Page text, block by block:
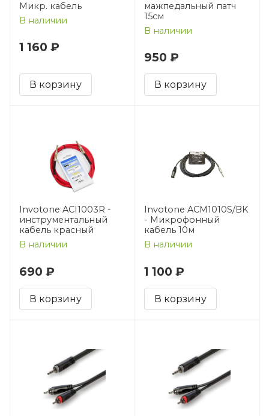
Микр. кабель
В наличии
1 160 ₽
В корзину
мажпедальный патч
15см
В наличии
950 ₽
В корзину
Invotone ACI1003R -
инструментальный
кабель красный
В наличии
690 ₽
В корзину
Invotone ACM1010S/BK
- Микрофонный
кабель 10м
В наличии
1 100 ₽
В корзину